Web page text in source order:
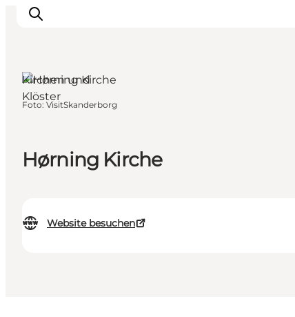
Erlebnisse
Unterkünfte
Hørning Kirche
Website besuchen
Kirchen und
Klöster
Foto: VisitSkanderborg